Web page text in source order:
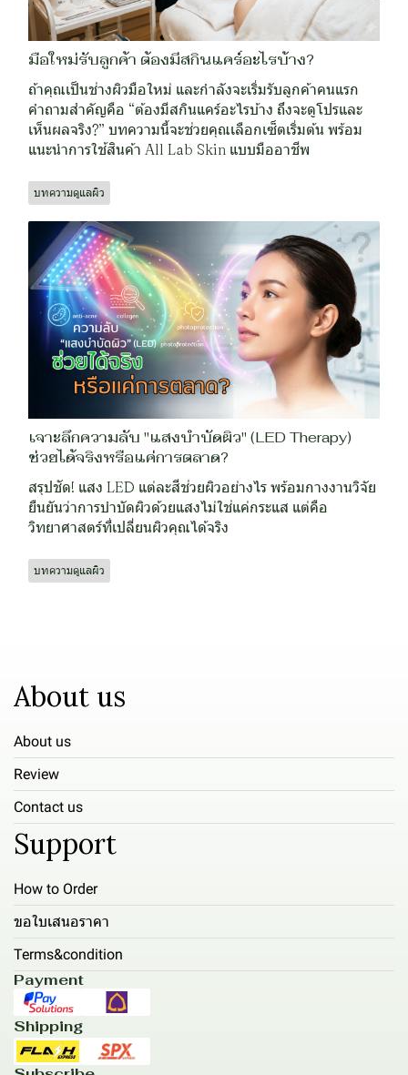
มือใหม่รับลูกค้า ต้องมีสกินแคร์อะไรบ้าง?
ถ้าคุณเป็นช่างผิวมือใหม่ และกำลังจะเริ่มรับลูกค้าคนแรก
คำถามสำคัญคือ “ต้องมีสกินแคร์อะไรบ้าง ถึงจะดูโปรและ
เห็นผลจริง?” บทความนี้จะช่วยคุณเลือกเซ็ตเริ่มต้น พร้อม
แนะนำการใช้สินค้า All Lab Skin แบบมืออาชีพ
บทความดูแลผิว
เจาะลึกความลับ "แสงบำบัดผิว" (LED Therapy)
ช่วยได้จริงหรือแค่การตลาด?
สรุปชัด! แสง LED แต่ละสีช่วยผิวอย่างไร พร้อมกางงานวิจัย
ยืนยันว่าการบำบัดผิวด้วยแสงไม่ใช่แค่กระแส แต่คือ
วิทยาศาสตร์ที่เปลี่ยนผิวคุณได้จริง
บทความดูแลผิว
About us
About us
Review
Contact us
Support
How to Order
ขอใบเสนอราคา
Terms&condition
Payment
Shipping